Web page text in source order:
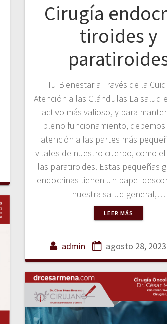
Cirugía
tiroides y
Tu Bienestar a Través de la
Atención a las Glándulas La salud
activo más valioso, y para
pleno funcionamiento,
atención a las partes más
vitales de nuestro cuerpo, como
las paratiroides. Estas pequeñas
endocrinas tienen un papel
nuestra salud general,…
LEER MÁS
admin agosto 28, 2023